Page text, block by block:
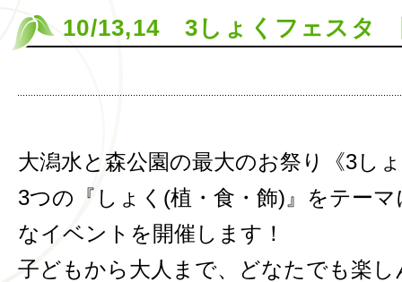
10/13,14 3しょくフェスタ
大潟水と森公園の最大のお祭り《3し
3つの『しょく(植・食・飾)』をテー
なイベントを開催します！
子どもから大人まで、どなたでも楽